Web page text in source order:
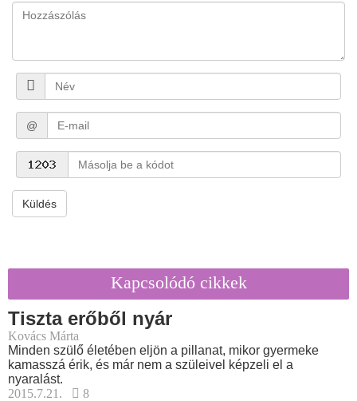
@
Küldés
Kapcsolódó cikkek
Tiszta erőből nyár
Kovács Márta
Minden szülő életében eljön a pillanat, mikor gyermeke
kamasszá érik, és már nem a szüleivel képzeli el a
nyaralást.
2015.7.21.
8